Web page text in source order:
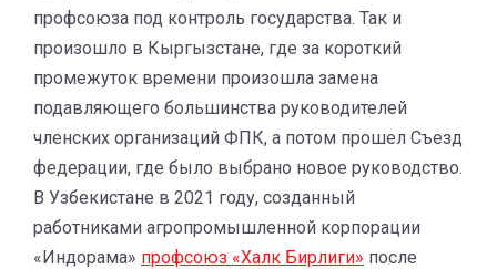
профсоюза под контроль государства. Так и
произошло в Кыргызстане, где за короткий
промежуток времени произошла замена
подавляющего большинства руководителей
членских организаций ФПК, а потом прошел Съезд
федерации, где было выбрано новое руководство.
В Узбекистане в 2021 году, созданный
работниками агропромышленной корпорации
«Индорама» профсоюз «Халк Бирлиги» после